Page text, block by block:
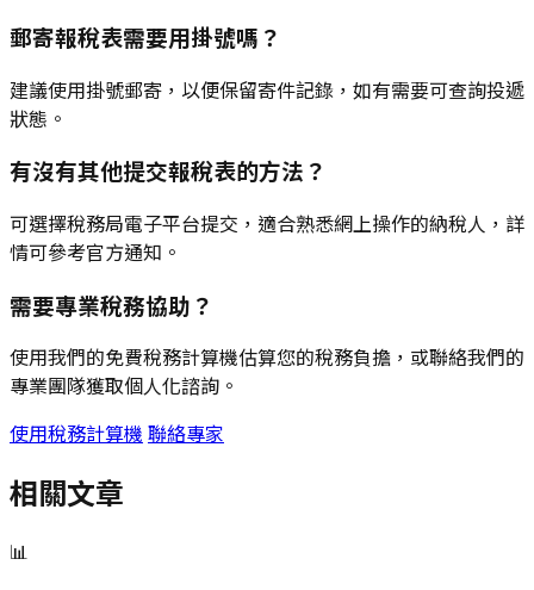
郵寄報稅表需要用掛號嗎？
建議使用掛號郵寄，以便保留寄件記錄，如有需要可查詢投遞
狀態。
有沒有其他提交報稅表的方法？
可選擇稅務局電子平台提交，適合熟悉網上操作的納稅人，詳
情可參考官方通知。
需要專業稅務協助？
使用我們的免費稅務計算機估算您的稅務負擔，或聯絡我們的
專業團隊獲取個人化諮詢。
使用稅務計算機 聯絡專家
相關文章
📊